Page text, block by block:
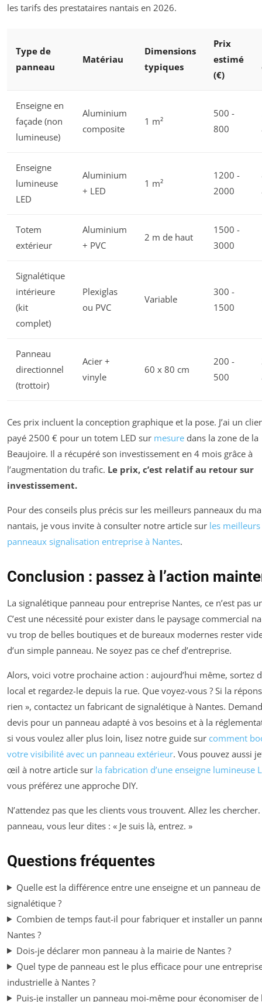
les tarifs des prestataires nantais en 2026.
Type de
panneau
Matériau
Dimensions
typiques
Prix
estimé
(€)
Enseigne en
façade (non
lumineuse)
Aluminium
composite
1 m²
500 -
800
Enseigne
lumineuse
LED
Aluminium
+ LED
1 m²
1200 -
2000
Totem
extérieur
Aluminium
+ PVC
2 m de haut
1500 -
3000
Signalétique
intérieure
(kit
complet)
Plexiglas
ou PVC
Variable
300 -
1500
Panneau
directionnel
(trottoir)
Acier +
vinyle
60 x 80 cm
200 -
500
Ces prix incluent la conception graphique et la pose. J’ai un
payé 2500 € pour un totem LED sur mesure dans la zone de la
Beaujoire. Il a récupéré son investissement en 4 mois grâce à
l’augmentation du trafic. Le prix, c’est relatif au retour sur
investissement.
Pour des conseils plus précis sur les meilleurs panneaux du
nantais, je vous invite à consulter notre article sur les meilleurs
panneaux signalisation entreprise à Nantes.
Conclusion : passez à l’action
La signalétique panneau pour entreprise Nantes, ce n’est pas
C’est une nécessité pour exister dans le paysage commercial
vu trop de belles boutiques et de bureaux modernes rester
d’un simple panneau. Ne soyez pas ce chef d’entreprise.
Alors, voici votre prochaine action : aujourd’hui même, sortez
local et regardez-le depuis la rue. Que voyez-vous ? Si la
rien », contactez un fabricant de signalétique à Nantes.
devis pour un panneau adapté à vos besoins et à la
si vous voulez aller plus loin, lisez notre guide sur comment
votre visibilité avec un panneau extérieur. Vous pouvez aussi
œil à notre article sur la fabrication d’une enseigne lumineuse
vous préférez une approche DIY.
N’attendez pas que les clients vous trouvent. Allez les
panneau, vous leur dites : « Je suis là, entrez. »
Questions fréquentes
Quelle est la différence entre une enseigne et un panneau de
signalétique ?
Combien de temps faut-il pour fabriquer et installer un
Nantes ?
Dois-je déclarer mon panneau à la mairie de Nantes ?
Quel type de panneau est le plus efficace pour une
industrielle à Nantes ?
Puis-je installer un panneau moi-même pour économiser de